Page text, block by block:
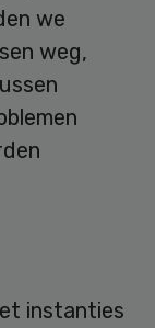
we
weg,
instanties